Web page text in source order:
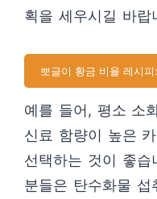
획을 세우시길 바랍
뽀글이 황금 비율 레시
예를 들어, 평소 소
신료 함량이 높은
선택하는 것이 좋
분들은 탄수화물 섭